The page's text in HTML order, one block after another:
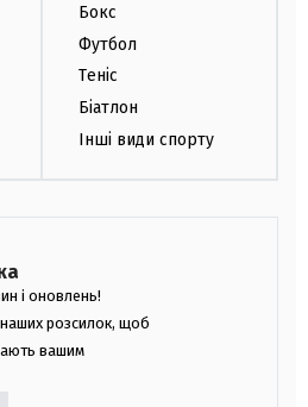
Бокс
Футбол
Теніс
Біатлон
Інші види спорту
і оновлень!
наших розсилок, щоб
вашим